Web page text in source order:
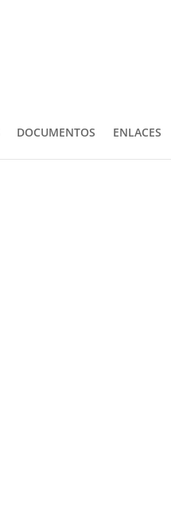
DOCUMENTOS ENLACES